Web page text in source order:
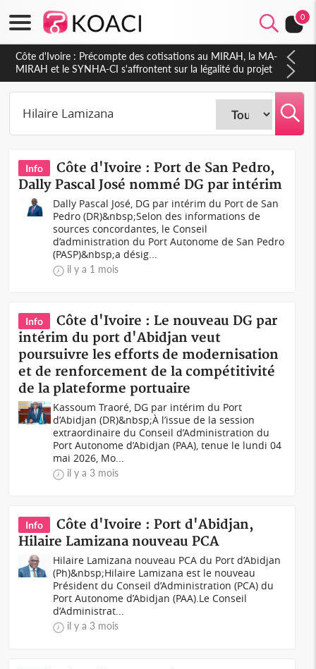
0
Côte d'Ivoire : Précompte des cotisations au MIRAH, la MA-
MIRAH et le SYNHA-CI s'affrontent sur la légalité du projet
Info
Côte d'Ivoire : Port de San Pedro,
Dally Pascal José nommé DG par intérim
Dally Pascal José, DG par intérim du Port de San
Pedro (DR)&nbsp;Selon des informations de
sources concordantes, le Conseil
d’administration du Port Autonome de San Pedro
(PASP)&nbsp;a désig...
il y a 1 mois
Info
Côte d'Ivoire : Le nouveau DG par
intérim du port d'Abidjan veut
poursuivre les efforts de modernisation
et de renforcement de la compétitivité
de la plateforme portuaire
Kassoum Traoré, DG par intérim du Port
d’Abidjan (DR)&nbsp;À l’issue de la session
extraordinaire du Conseil d’Administration du
Port Autonome d’Abidjan (PAA), tenue le lundi 04
mai 2026, Mo...
il y a 3 mois
Info
Côte d'Ivoire : Port d'Abidjan,
Hilaire Lamizana nouveau PCA
Hilaire Lamizana nouveau PCA du Port d’Abidjan
(Ph)&nbsp;Hilaire Lamizana est le nouveau
Président du Conseil d’Administration (PCA) du
Port Autonome d’Abidjan (PAA).Le Conseil
d’Administrat...
il y a 3 mois